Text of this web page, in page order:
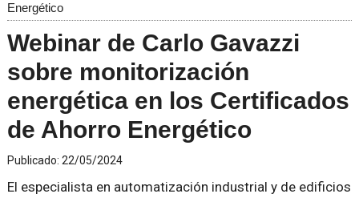
Energético
Webinar de Carlo Gavazzi
sobre monitorización
energética en los Certificados
de Ahorro Energético
Publicado: 22/05/2024
El especialista en automatización industrial y de edificios